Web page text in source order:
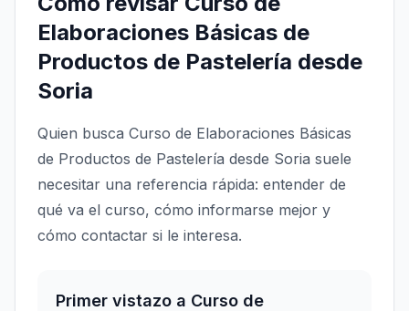
Elaboraciones Básicas de
Productos de Pastelería desde
Soria
Quien busca Curso de Elaboraciones Básicas
de Productos de Pastelería desde Soria suele
necesitar una referencia rápida: entender de
qué va el curso, cómo informarse mejor y
cómo contactar si le interesa.
Primer vistazo a Curso de